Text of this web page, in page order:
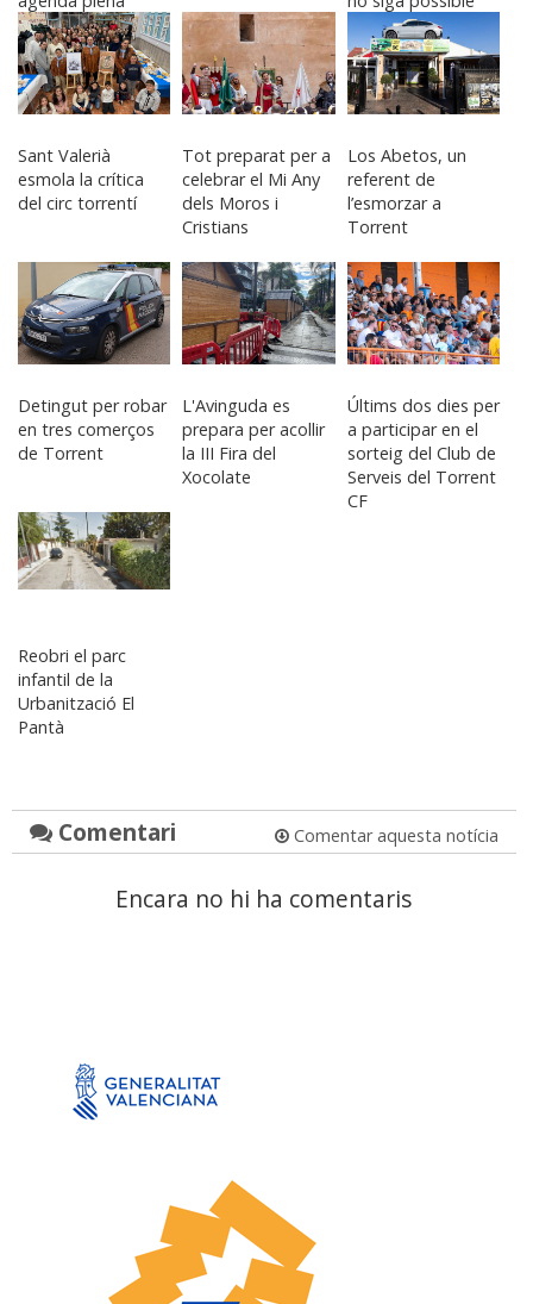
d’actes
identificar el rostre
Sant Valerià
esmola la crítica
del circ torrentí
Tot preparat per a
celebrar el Mi Any
dels Moros i
Cristians
Los Abetos, un
referent de
l’esmorzar a
Torrent
Detingut per robar
en tres comerços
de Torrent
L'Avinguda es
prepara per acollir
la III Fira del
Xocolate
Últims dos dies per
a participar en el
sorteig del Club de
Serveis del Torrent
CF
Reobri el parc
infantil de la
Urbanització El
Pantà
Comentari Comentar aquesta notícia
Encara no hi ha comentaris